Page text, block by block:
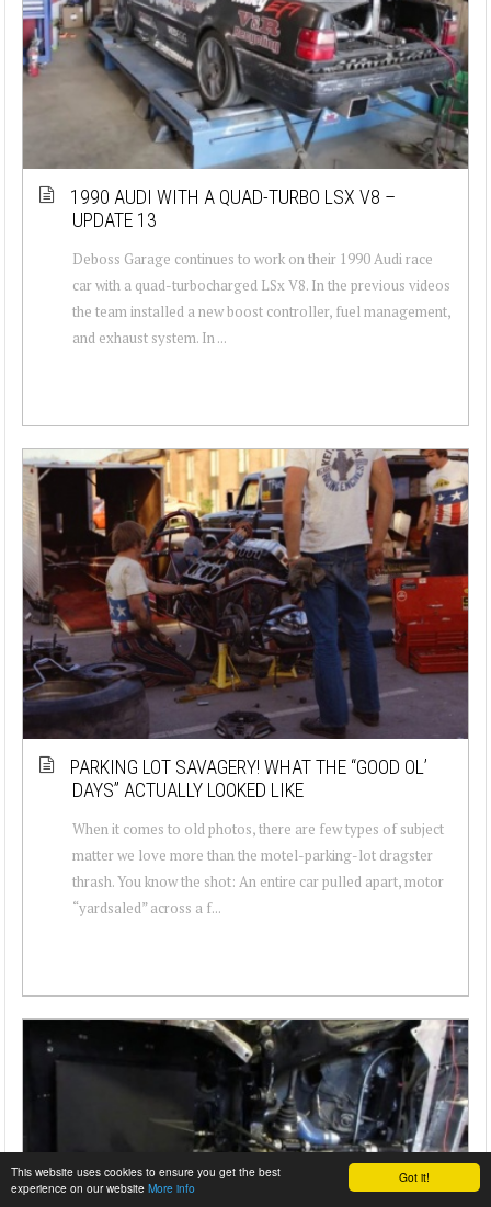
Got it!
This website uses cookies to ensure you get the best
experience on our website More info
1990 AUDI WITH A QUAD-TURBO LSX V8 –
UPDATE 13
Deboss Garage continues to work on their 1990 Audi race
car with a quad-turbocharged LSx V8. In the previous videos
the team installed a new boost controller, fuel management,
and exhaust system. In ...
PARKING LOT SAVAGERY! WHAT THE “GOOD OL’
DAYS” ACTUALLY LOOKED LIKE
When it comes to old photos, there are few types of subject
matter we love more than the motel-parking-lot dragster
thrash. You know the shot: An entire car pulled apart, motor
“yardsaled” across a f...